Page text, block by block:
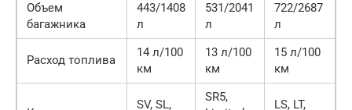
Объем
багажника
443/1408
л
531/2041
л
722/2687
л
Расход топлива
14 л/100
км
13 л/100
км
15 л/100
км
SV, SL,
SR5,
LS, LT,